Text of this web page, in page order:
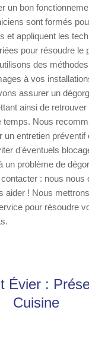
un bon
sont formés
et appliquent les
pour résoudre le
des
à vos
assurer un
ainsi de
temps. Nous
un entretien préventif
d'éventuels
un problème de
: nous nous
aider ! Nous
pour résoudre
Évier :
Cuisine